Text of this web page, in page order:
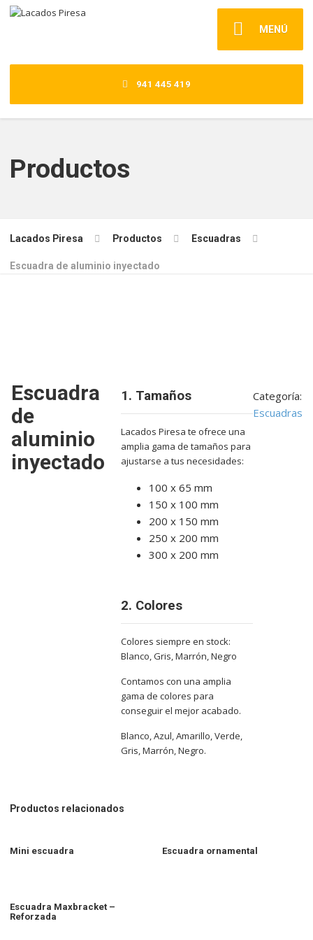
MENÚ
941 445 419
Productos
Lacados Piresa Productos Escuadras
Escuadra de aluminio inyectado
Escuadra
de
aluminio
inyectado
1. Tamaños
Lacados Piresa te ofrece una
amplia gama de tamaños para
ajustarse a tus necesidades:
100 x 65 mm
150 x 100 mm
200 x 150 mm
250 x 200 mm
300 x 200 mm
2. Colores
Colores siempre en stock:
Blanco, Gris, Marrón, Negro
Contamos con una amplia
gama de colores para
conseguir el mejor acabado.
Blanco, Azul, Amarillo, Verde,
Gris, Marrón, Negro.
Categoría:
Escuadras
Productos relacionados
Mini escuadra Escuadra ornamental
Escuadra Maxbracket –
Reforzada